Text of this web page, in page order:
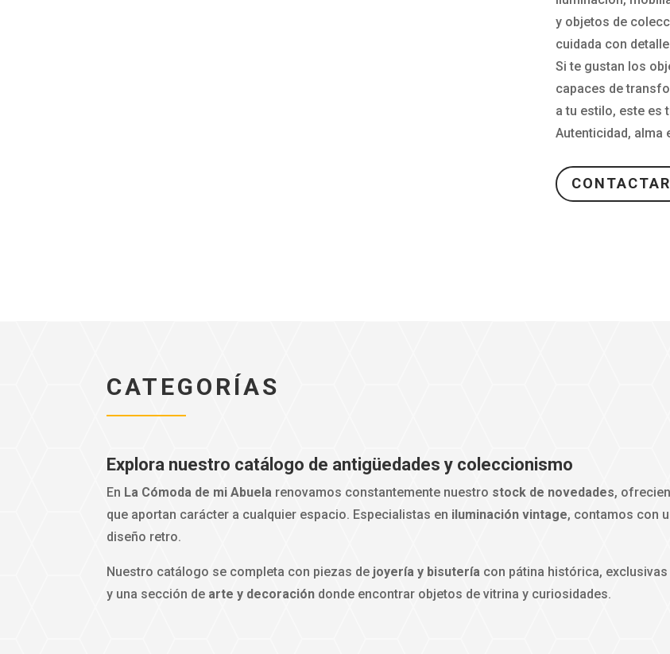
y objetos de
cuidada con
Si te gustan los
capaces de
a tu estilo, este es
Autenticidad, alma
CONTACTAR
CATEGORÍAS
Explora nuestro catálogo de antigüedades y coleccionismo
En La Cómoda de mi Abuela renovamos constantemente nuestro stock de novedades,
que aportan carácter a cualquier espacio. Especialistas en iluminación vintage, contamos con
diseño retro.
Nuestro catálogo se completa con piezas de joyería y bisutería con pátina histórica, exclusivas
y una sección de arte y decoración donde encontrar objetos de vitrina y curiosidades.